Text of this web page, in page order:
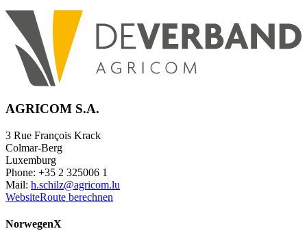
AGRICOM S.A.
3 Rue François Krack
Colmar-Berg
Luxemburg
Phone: +35 2 325006 1
Mail: h.schilz@agricom.lu
WebsiteRoute berechnen
NorwegenX